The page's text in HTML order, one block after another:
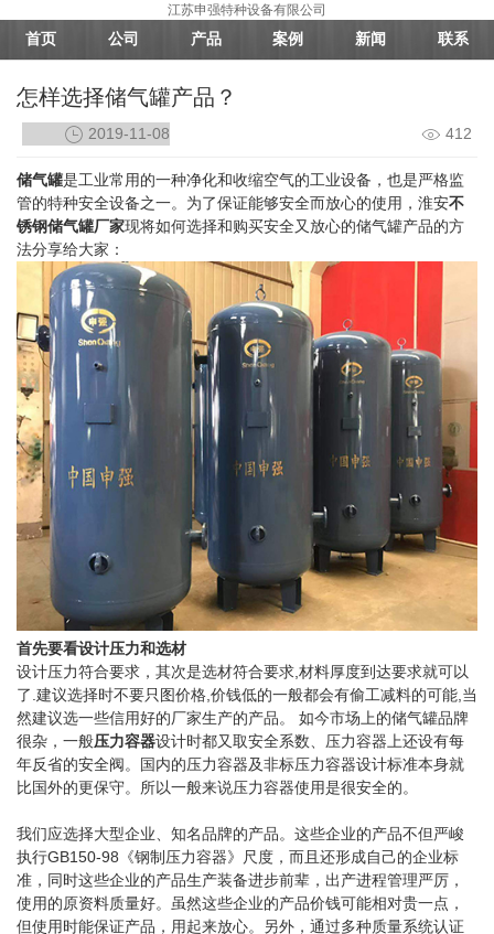
江苏申强特种设备有限公司
首页 公司 产品 案例 新闻 联系
怎样选择储气罐产品？
412
2019-11-08
储气罐是工业常用的一种净化和收缩空气的工业设备，也是严格监
管的特种安全设备之一。为了保证能够安全而放心的使用，淮安不
锈钢储气罐厂家现将如何选择和购买安全又放心的储气罐产品的方
法分享给大家：
首先要看设计压力和选材
设计压力符合要求，其次是选材符合要求,材料厚度到达要求就可以
了.建议选择时不要只图价格,价钱低的一般都会有偷工减料的可能,当
然建议选一些信用好的厂家生产的产品。 如今市场上的储气罐品牌
很杂，一般压力容器设计时都又取安全系数、压力容器上还设有每
年反省的安全阀。国内的压力容器及非标压力容器设计标准本身就
比国外的更保守。所以一般来说压力容器使用是很安全的。
我们应选择大型企业、知名品牌的产品。这些企业的产品不但严峻
执行GB150-98《钢制压力容器》尺度，而且还形成自己的企业标
准，同时这些企业的产品生产装备进步前辈，出产进程管理严厉，
使用的原资料质量好。虽然这些企业的产品价钱可能相对贵一点，
但使用时能保证产品，用起来放心。另外，通过多种质量系统认证